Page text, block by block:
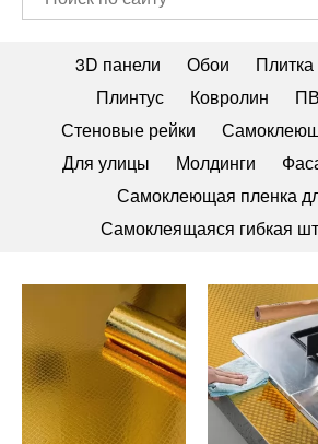
3D панели Обои Плитка
Плинтус
Ковролин
Стеновые рейки
Для улицы
Молдинги
Самоклеющая пленка
Самоклеящаяся гибкая